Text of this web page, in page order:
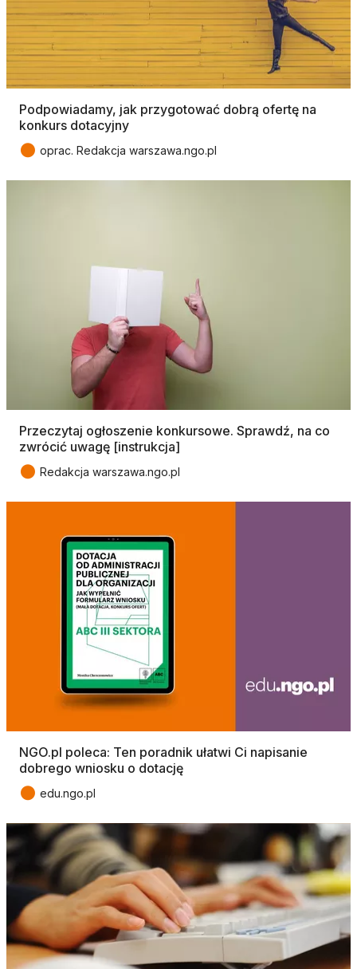
Podpowiadamy, jak przygotować dobrą ofertę na
konkurs dotacyjny
● oprac. Redakcja warszawa.ngo.pl
Przeczytaj ogłoszenie konkursowe. Sprawdź, na co
zwrócić uwagę [instrukcja]
● Redakcja warszawa.ngo.pl
NGO.pl poleca: Ten poradnik ułatwi Ci napisanie
dobrego wniosku o dotację
● edu.ngo.pl